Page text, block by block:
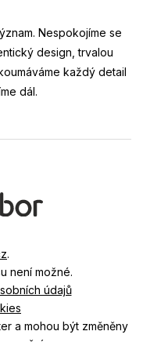
Nespokojíme se
design, trvalou
každý detail
dál.
.
není možné.
údajů
a mohou být změněny